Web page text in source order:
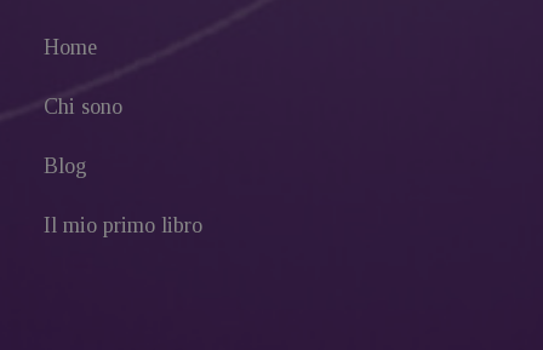
Home
Chi sono
Blog
Il mio primo libro